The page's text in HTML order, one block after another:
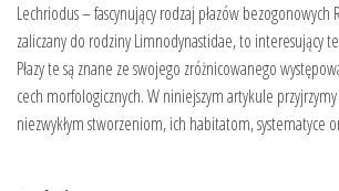
Lechriodus – fascynujący rodzaj płazów bezogonowych
zaliczany do rodziny Limnodynastidae, to interesujący
Płazy te są znane ze swojego zróżnicowanego
cech morfologicznych. W niniejszym artykule
niezwykłym stworzeniom, ich habitatom, systematyce